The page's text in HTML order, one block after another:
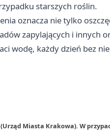
starszych roślin.
oznacza nie tylko
zapylających i innych
wodę, każdy dzień bez
Miasta Krakowa). W